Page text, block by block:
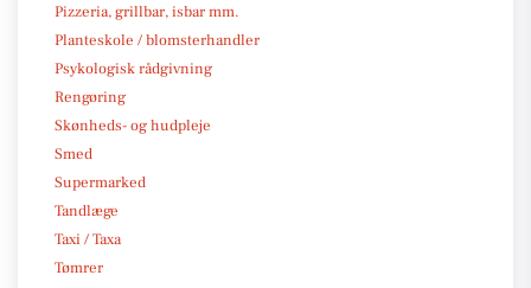
Pizzeria, grillbar, isbar mm.
Planteskole / blomsterhandler
Psykologisk rådgivning
Rengøring
Skønheds- og hudpleje
Smed
Supermarked
Tandlæge
Taxi / Taxa
Tømrer